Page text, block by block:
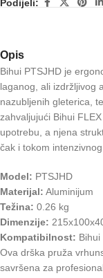
Podijeli:
Opis
Bihui PTSJHD je
laganog, ali izdržljivog
nazubljenih gleterica,
zahvaljujući Bihui
upotrebu, a njena
čak i tokom intenzivnog
Model: PTSJHD
Materijal: Aluminijum
Težina: 0.26 kg
Dimenzije:
Kompatibilnost:
Ova drška pruža
savršena za